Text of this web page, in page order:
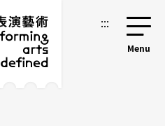
:::